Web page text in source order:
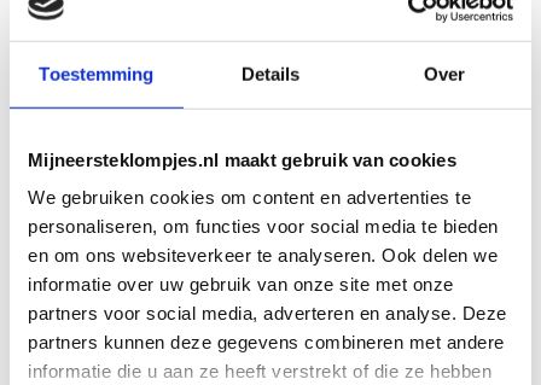
Toestemming Details Over
Mijneersteklompjes.nl maakt gebruik van cookies
We gebruiken cookies om content en advertenties te
personaliseren, om functies voor social media te bieden
en om ons websiteverkeer te analyseren. Ook delen we
informatie over uw gebruik van onze site met onze
partners voor social media, adverteren en analyse. Deze
partners kunnen deze gegevens combineren met andere
informatie die u aan ze heeft verstrekt of die ze hebben
Beschrijving
Een kinderkoffer met naam en het design van het
geboortekaartje? Een origineel kraamcadeau voor baby en
Het koffertje is 25cm breed en wordt aan één zijde
beschilderd.